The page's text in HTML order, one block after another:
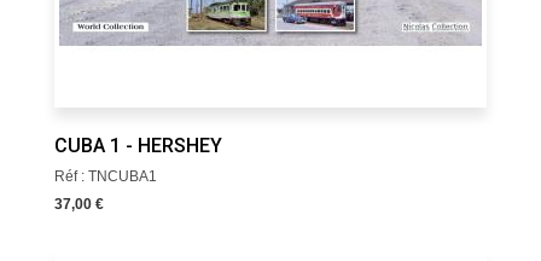
CUBA 1 - HERSHEY
Réf : TNCUBA1
37,00 €